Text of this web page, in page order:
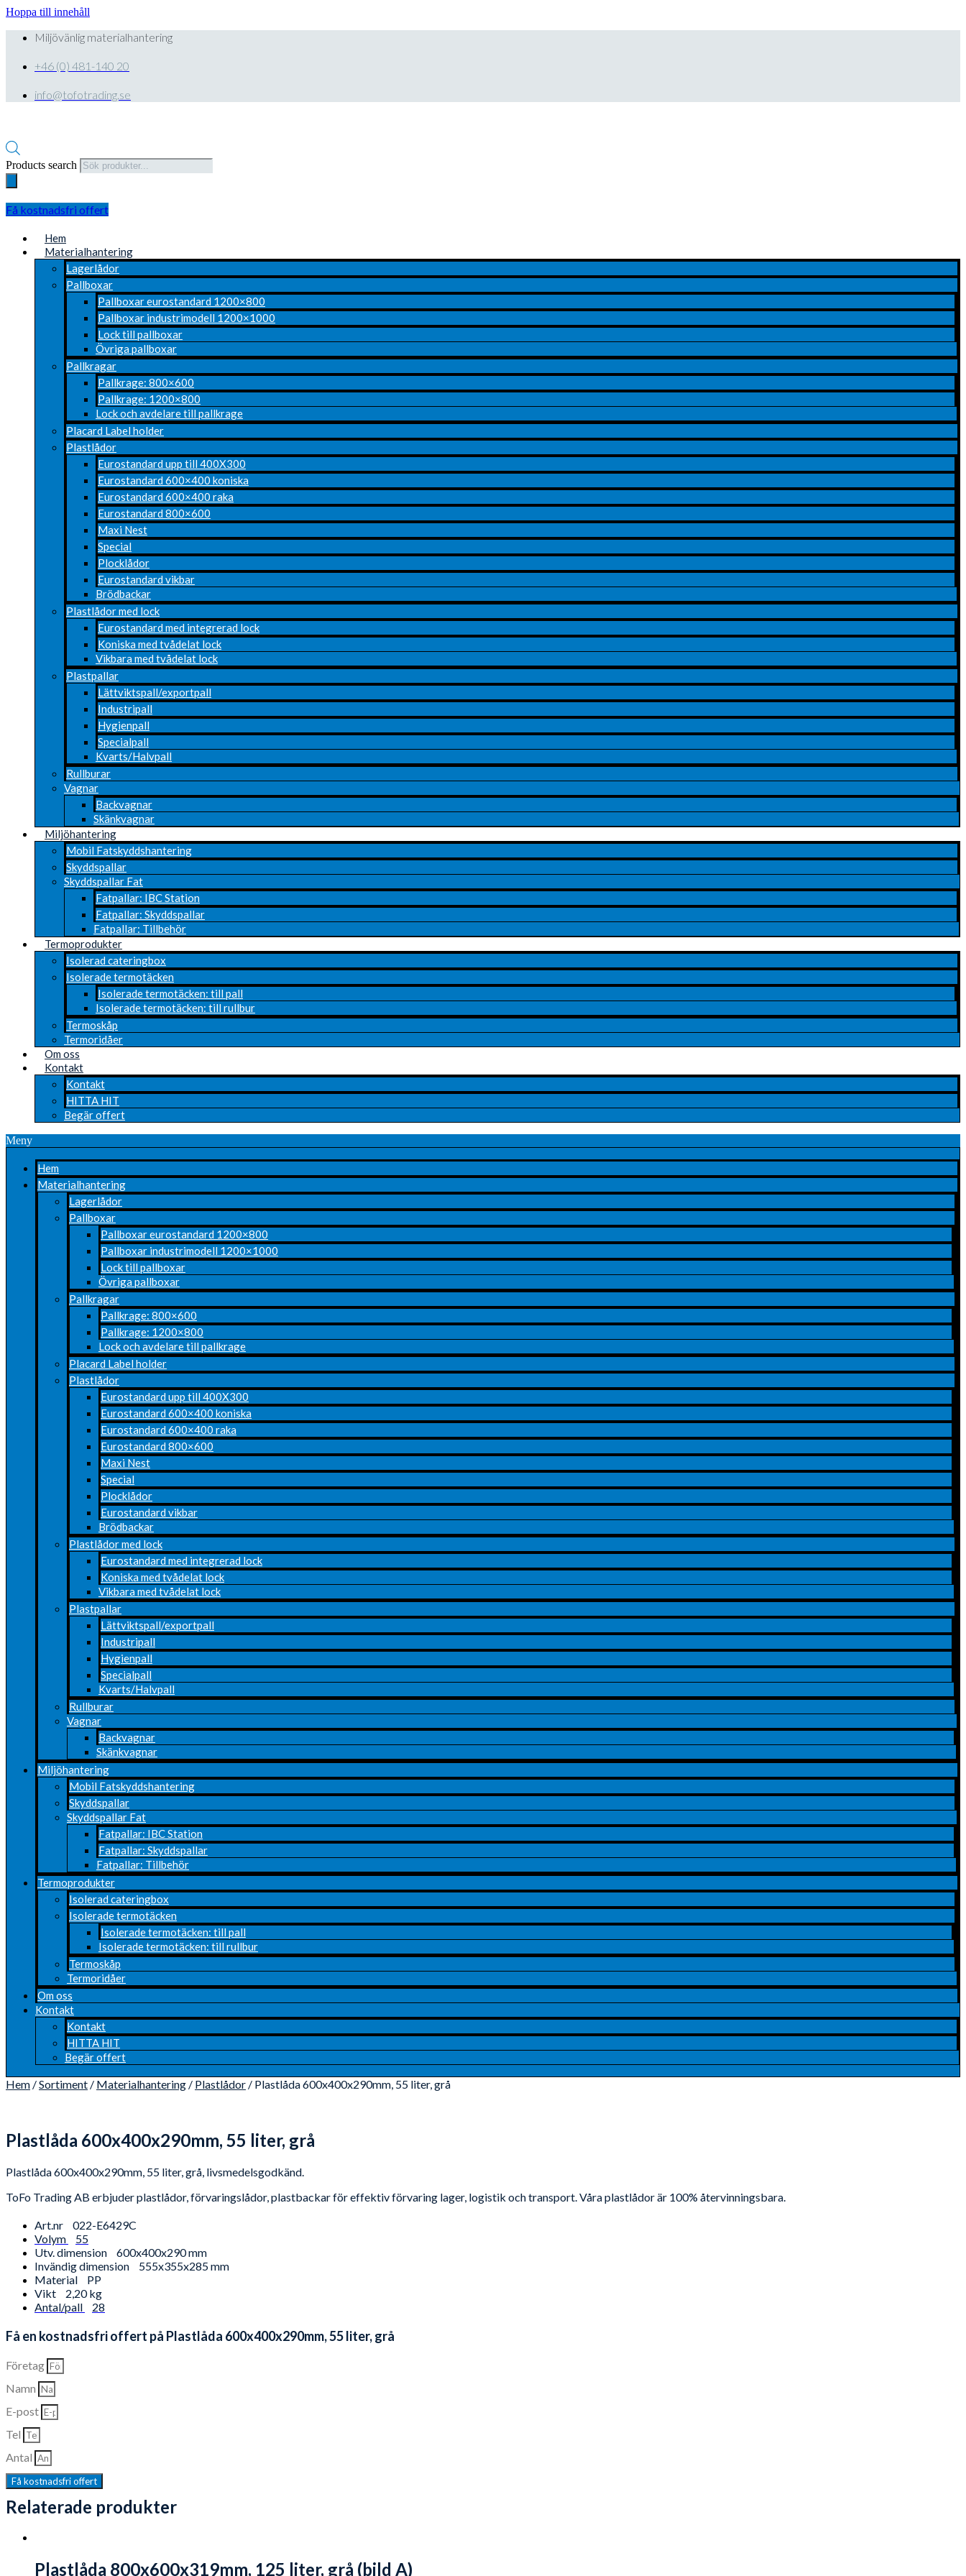
Hoppa till innehåll
Miljövänlig materialhantering
+46 (0) 481-140 20
info@tofotrading.se
Products search
Få kostnadsfri offert
Hem
Materialhantering
Lagerlådor
Pallboxar
Pallboxar eurostandard 1200×800
Pallboxar industrimodell 1200×1000
Lock till pallboxar
Övriga pallboxar
Pallkragar
Pallkrage: 800×600
Pallkrage: 1200×800
Lock och avdelare till pallkrage
Placard Label holder
Plastlådor
Eurostandard upp till 400X300
Eurostandard 600×400 koniska
Eurostandard 600×400 raka
Eurostandard 800×600
Maxi Nest
Special
Plocklådor
Eurostandard vikbar
Brödbackar
Plastlådor med lock
Eurostandard med integrerad lock
Koniska med tvådelat lock
Vikbara med tvådelat lock
Plastpallar
Lättviktspall/exportpall
Industripall
Hygienpall
Specialpall
Kvarts/Halvpall
Rullburar
Vagnar
Backvagnar
Skänkvagnar
Miljöhantering
Mobil Fatskyddshantering
Skyddspallar
Skyddspallar Fat
Fatpallar: IBC Station
Fatpallar: Skyddspallar
Fatpallar: Tillbehör
Termoprodukter
Isolerad cateringbox
Isolerade termotäcken
Isolerade termotäcken: till pall
Isolerade termotäcken: till rullbur
Termoskåp
Termoridåer
Om oss
Kontakt
Kontakt
HITTA HIT
Begär offert
Meny
Hem
Materialhantering
Lagerlådor
Pallboxar
Pallboxar eurostandard 1200×800
Pallboxar industrimodell 1200×1000
Lock till pallboxar
Övriga pallboxar
Pallkragar
Pallkrage: 800×600
Pallkrage: 1200×800
Lock och avdelare till pallkrage
Placard Label holder
Plastlådor
Eurostandard upp till 400X300
Eurostandard 600×400 koniska
Eurostandard 600×400 raka
Eurostandard 800×600
Maxi Nest
Special
Plocklådor
Eurostandard vikbar
Brödbackar
Plastlådor med lock
Eurostandard med integrerad lock
Koniska med tvådelat lock
Vikbara med tvådelat lock
Plastpallar
Lättviktspall/exportpall
Industripall
Hygienpall
Specialpall
Kvarts/Halvpall
Rullburar
Vagnar
Backvagnar
Skänkvagnar
Miljöhantering
Mobil Fatskyddshantering
Skyddspallar
Skyddspallar Fat
Fatpallar: IBC Station
Fatpallar: Skyddspallar
Fatpallar: Tillbehör
Termoprodukter
Isolerad cateringbox
Isolerade termotäcken
Isolerade termotäcken: till pall
Isolerade termotäcken: till rullbur
Termoskåp
Termoridåer
Om oss
Kontakt
Kontakt
HITTA HIT
Begär offert
Hem /Sortiment / Materialhantering / Plastlådor / Plastlåda 600x400x290mm, 55 liter, grå
Plastlåda 600x400x290mm, 55 liter, grå
Plastlåda 600x400x290mm, 55 liter, grå, livsmedelsgodkänd.
ToFo Trading AB erbjuder plastlådor, förvaringslådor, plastbackar för effektiv förvaring lager, logistik och transport. Våra plastlådor är 100% återvinningsbara.
Art.nr
022-E6429C
Volym
55
Utv. dimension
600x400x290 mm
Invändig dimension
555x355x285 mm
Material
PP
Vikt
2,20 kg
Antal/pall
28
Få en kostnadsfri offert på Plastlåda 600x400x290mm, 55 liter, grå
Företag
Namn
E-post
Tel
Antal
Få kostnadsfri offert
Relaterade produkter
Plastlåda 800x600x319mm, 125 liter, grå (bild A)